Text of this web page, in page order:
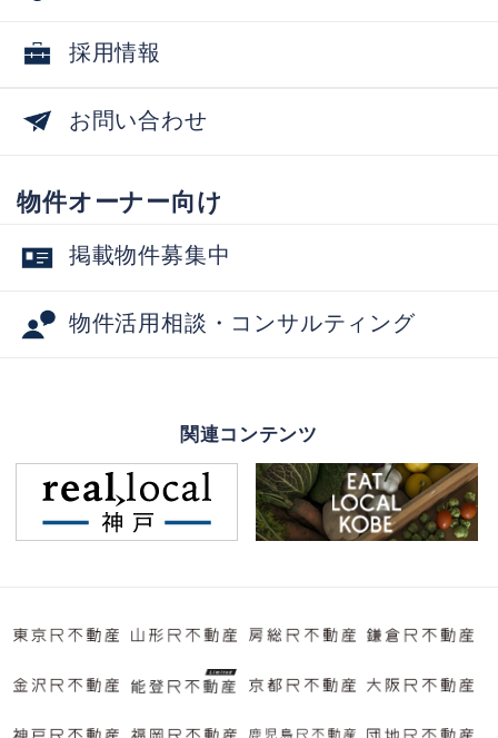
採用情報
お問い合わせ
物件オーナー向け
掲載物件募集中
物件活用相談・コンサルティング
関連コンテンツ